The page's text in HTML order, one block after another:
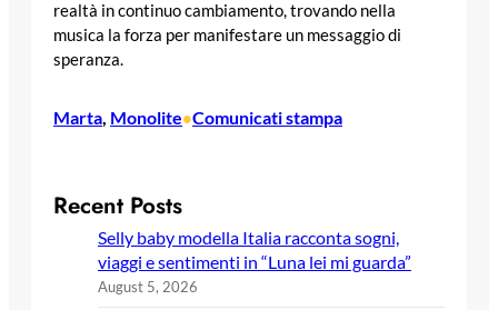
realtà in continuo cambiamento, trovando nella
musica la forza per manifestare un messaggio di
speranza.
Marta, Monolite•Comunicati stampa
Recent Posts
Selly baby modella Italia racconta sogni,
viaggi e sentimenti in “Luna lei mi guarda”
August 5, 2026